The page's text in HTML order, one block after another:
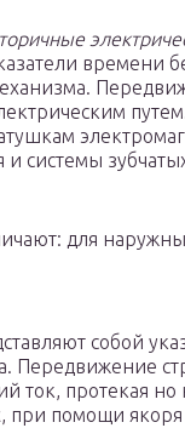
времени
системы
для
собой
Передвижение
ток, протекая
при помощи